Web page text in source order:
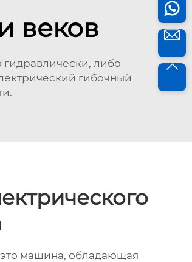
веков
либо
гибочный
машина, обладающая